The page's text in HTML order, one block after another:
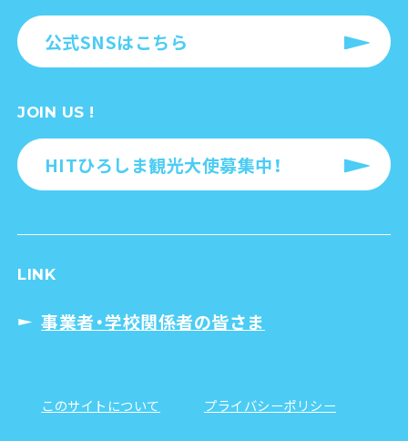
公式SNSはこちら
JOIN US !
HITひろしま観光大使募集中！
LINK
事業者・学校関係者の皆さま
このサイトについて プライバシーポリシー